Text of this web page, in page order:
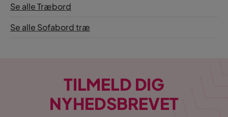
Fint sofabord selvom det blev leveret lidt sent!
Oversat fra svensk • Se original
Katastrofe køb ikke dette
Oversat fra svensk • Se original
Se alle Træbord
Se alle Sofabord træ
TILMELD DIG
NYHEDSBREVET